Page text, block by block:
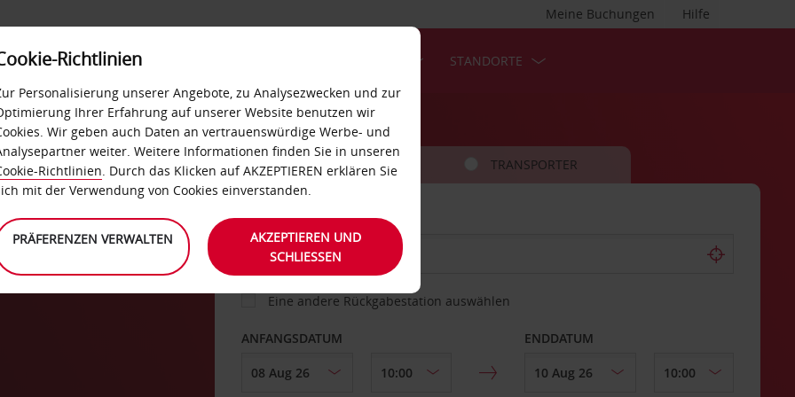
Hilfe
Meine Buchungen
SELF-SERVICES STANDORTE
FAHRZEUG TRANSPORTER
ABHOLEN VON
Eine andere Rückgabestation auswählen
ANFANGSDATUM ENDDATUM
Richtlinien
Personalisierung unserer Angebote, zu Analysezwecken und zur
Ihrer Erfahrung auf unserer Website benutzen wir
Wir geben auch Daten an vertrauenswürdige Werbe- und
weiter. Weitere Informationen finden Sie in unseren
Richtlinien. Durch das Klicken auf AKZEPTIEREN erklären Sie
mit der Verwendung von Cookies einverstanden.
PRÄFERENZEN VERWALTEN
AKZEPTIEREN UND
SCHLIESSEN